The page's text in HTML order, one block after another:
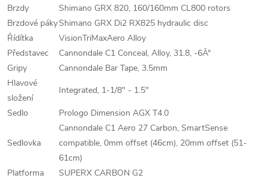
Brzdy
Shimano GRX 820, 160/160mm CL800 rotors
Brzdové pákyShimano GRX Di2 RX825 hydraulic disc
Řídítka
VisionTriMaxAero Alloy
Představec
Cannondale C1 Conceal, Alloy, 31.8, -6Â°
Gripy
Cannondale Bar Tape, 3.5mm
Hlavové
složení
Integrated, 1-1/8" - 1.5"
Sedlo
Prologo Dimension AGX T4.0
Sedlovka
Cannondale C1 Aero 27 Carbon, SmartSense
compatible, 0mm offset (46cm), 20mm offset (51-
61cm)
Platforma
SUPERX CARBON G2